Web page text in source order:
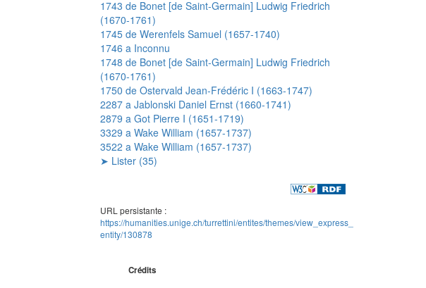
1743 de Bonet [de Saint-Germain] Ludwig Friedrich
(1670-1761)
1745 de Werenfels Samuel (1657-1740)
1746 a Inconnu
1748 de Bonet [de Saint-Germain] Ludwig Friedrich
(1670-1761)
1750 de Ostervald Jean-Frédéric I (1663-1747)
2287 a Jablonski Daniel Ernst (1660-1741)
2879 a Got Pierre I (1651-1719)
3329 a Wake William (1657-1737)
3522 a Wake William (1657-1737)
➤ Lister (35)
URL persistante :
https://humanities.unige.ch/turrettini/entites/themes/view_express_
entity/130878
Crédits